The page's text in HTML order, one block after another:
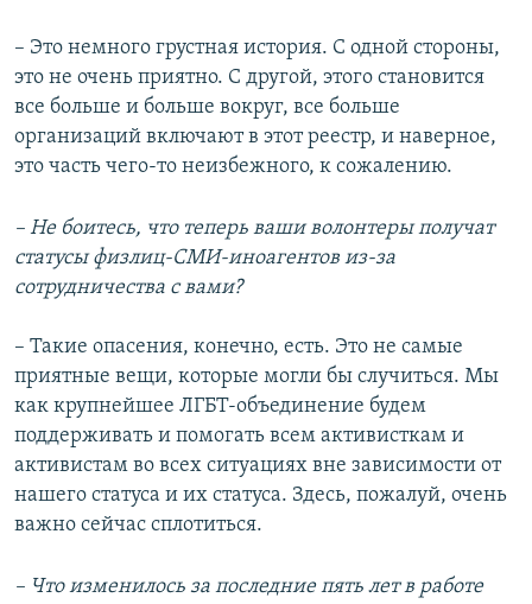
– Это немного грустная история. С одной стороны,
это не очень приятно. С другой, этого становится
все больше и больше вокруг, все больше
организаций включают в этот реестр, и наверное,
это часть чего-то неизбежного, к сожалению.
– Не боитесь, что теперь ваши волонтеры получат
статусы физлиц-СМИ-иноагентов из-за
сотрудничества с вами?
– Такие опасения, конечно, есть. Это не самые
приятные вещи, которые могли бы случиться. Мы
как крупнейшее ЛГБТ-объединение будем
поддерживать и помогать всем активисткам и
активистам во всех ситуациях вне зависимости от
нашего статуса и их статуса. Здесь, пожалуй, очень
важно сейчас сплотиться.
– Что изменилось за последние пять лет в работе